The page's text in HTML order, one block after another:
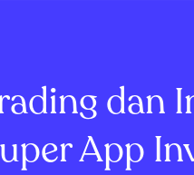
dan
App